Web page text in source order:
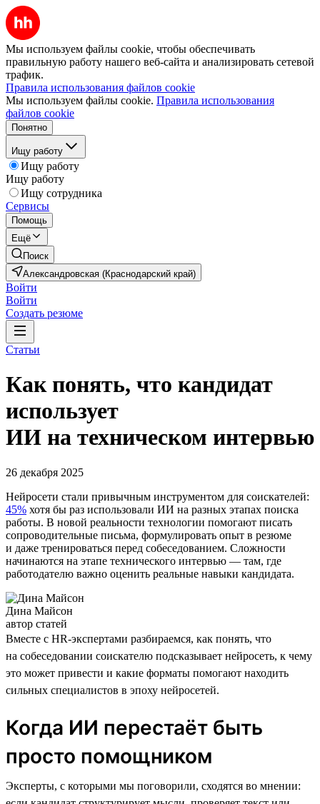
Мы используем файлы cookie, чтобы обеспечивать
правильную работу нашего веб-сайта и анализировать сетевой
трафик.
Правила использования файлов cookie
Мы используем файлы cookie. Правила использования
файлов cookie
Понятно
Ищу работу
Ищу работу
Ищу работу
Ищу сотрудника
Сервисы
Помощь
Ещё
Поиск
Александровская (Краснодарский край)
Войти
Войти
Создать резюме
Статьи
Как понять, что кандидат
использует
ИИ на техническом интервью
26 декабря 2025
Нейросети стали привычным инструментом для соискателей:
45% хотя бы раз использовали ИИ на разных этапах поиска
работы. В новой реальности технологии помогают писать
сопроводительные письма, формулировать опыт в резюме
и даже тренироваться перед собеседованием. Сложности
начинаются на этапе технического интервью — там, где
работодателю важно оценить реальные навыки кандидата.
Дина Майсон
автор статей
Вместе с HR-экспертами разбираемся, как понять, что
на собеседовании соискателю подсказывает нейросеть, к чему
это может привести и какие форматы помогают находить
сильных специалистов в эпоху нейросетей.
Когда ИИ перестаёт быть
просто помощником
Эксперты, с которыми мы поговорили, сходятся во мнении: